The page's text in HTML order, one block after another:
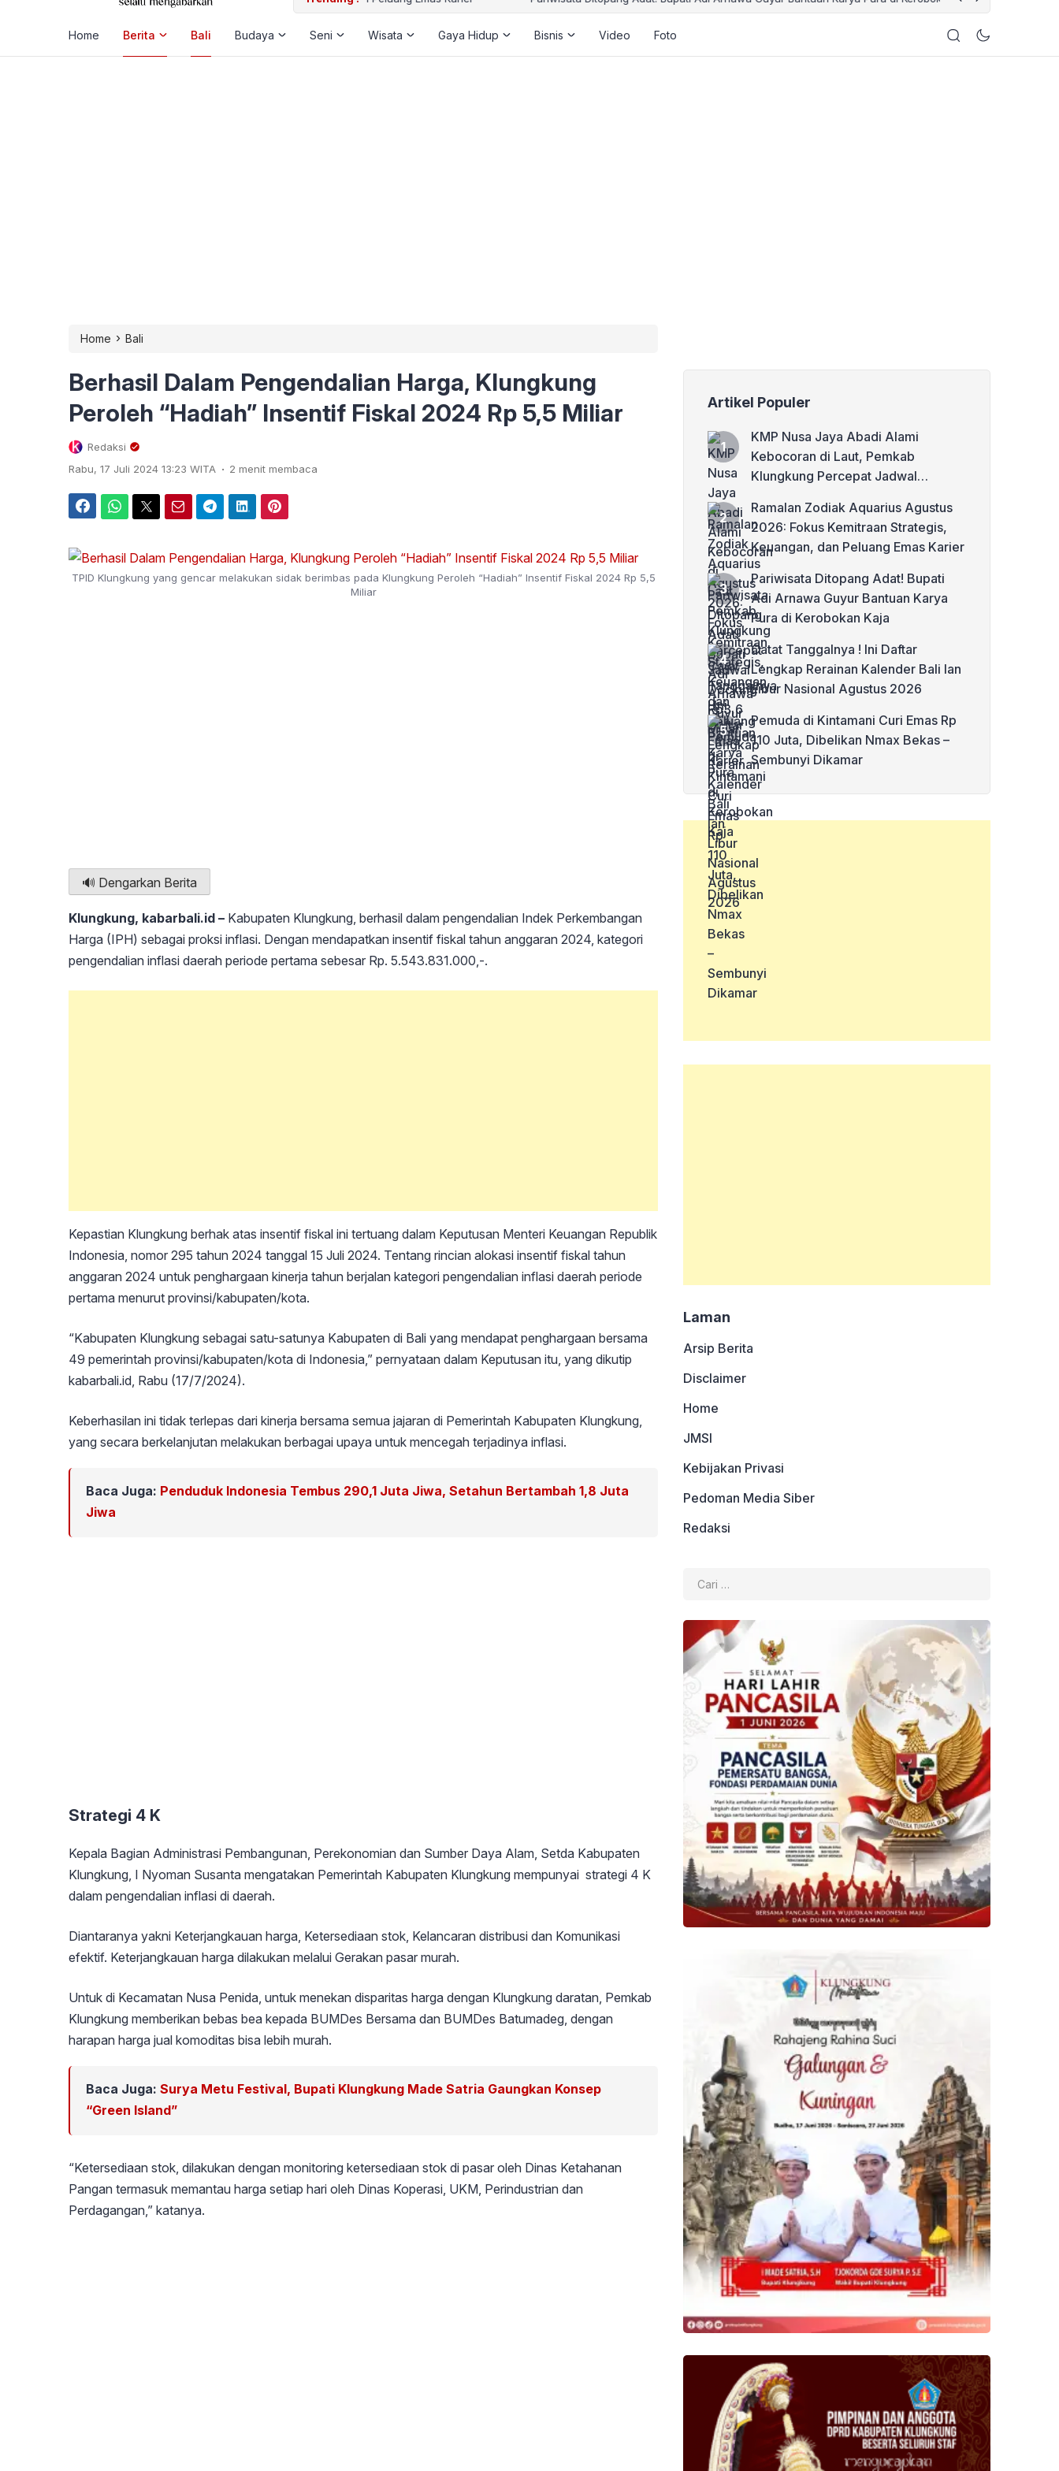
Home Berita Bali Budaya Seni Wisata Gaya Hidup Bisnis Video Foto
Home › Bali
Berhasil Dalam Pengendalian Harga, Klungkung
Peroleh “Hadiah” Insentif Fiskal 2024 Rp 5,5 Miliar
Redaksi
Rabu, 17 Juli 2024 13:23 WITA . 2 menit membaca
TPID Klungkung yang gencar melakukan sidak berimbas pada Klungkung Peroleh “Hadiah” Insentif Fiskal 2024 Rp 5,5
Miliar
🔊 Dengarkan Berita
Klungkung, kabarbali.id – Kabupaten Klungkung, berhasil dalam pengendalian Indek Perkembangan
Harga (IPH) sebagai proksi inflasi. Dengan mendapatkan insentif fiskal tahun anggaran 2024, kategori
pengendalian inflasi daerah periode pertama sebesar Rp. 5.543.831.000,-.
Kepastian Klungkung berhak atas insentif fiskal ini tertuang dalam Keputusan Menteri Keuangan Republik
Indonesia, nomor 295 tahun 2024 tanggal 15 Juli 2024. Tentang rincian alokasi insentif fiskal tahun
anggaran 2024 untuk penghargaan kinerja tahun berjalan kategori pengendalian inflasi daerah periode
pertama menurut provinsi/kabupaten/kota.
“Kabupaten Klungkung sebagai satu-satunya Kabupaten di Bali yang mendapat penghargaan bersama
49 pemerintah provinsi/kabupaten/kota di Indonesia,” pernyataan dalam Keputusan itu, yang dikutip
kabarbali.id, Rabu (17/7/2024).
Keberhasilan ini tidak terlepas dari kinerja bersama semua jajaran di Pemerintah Kabupaten Klungkung,
yang secara berkelanjutan melakukan berbagai upaya untuk mencegah terjadinya inflasi.
Baca Juga: Penduduk Indonesia Tembus 290,1 Juta Jiwa, Setahun Bertambah 1,8 Juta
Jiwa
Strategi 4 K
Kepala Bagian Administrasi Pembangunan, Perekonomian dan Sumber Daya Alam, Setda Kabupaten
Klungkung, I Nyoman Susanta mengatakan Pemerintah Kabupaten Klungkung mempunyai strategi 4 K
dalam pengendalian inflasi di daerah.
Diantaranya yakni Keterjangkauan harga, Ketersediaan stok, Kelancaran distribusi dan Komunikasi
efektif. Keterjangkauan harga dilakukan melalui Gerakan pasar murah.
Untuk di Kecamatan Nusa Penida, untuk menekan disparitas harga dengan Klungkung daratan, Pemkab
Klungkung memberikan bebas bea kepada BUMDes Bersama dan BUMDes Batumadeg, dengan
harapan harga jual komoditas bisa lebih murah.
Baca Juga: Surya Metu Festival, Bupati Klungkung Made Satria Gaungkan Konsep
“Green Island”
“Ketersediaan stok, dilakukan dengan monitoring ketersediaan stok di pasar oleh Dinas Ketahanan
Pangan termasuk memantau harga setiap hari oleh Dinas Koperasi, UKM, Perindustrian dan
Perdagangan,” katanya.
Artikel Populer
KMP Nusa Jaya Abadi Alami
Kebocoran di Laut, Pemkab
Klungkung Percepat Jadwal
Ramalan Zodiak Aquarius Agustus
2026: Fokus Kemitraan Strategis,
Keuangan, dan Peluang Emas Karier
Pariwisata Ditopang Adat! Bupati
Adi Arnawa Guyur Bantuan Karya
Pura di Kerobokan Kaja
Catat Tanggalnya ! Ini Daftar
Lengkap Rerainan Kalender Bali lan
Libur Nasional Agustus 2026
Pemuda di Kintamani Curi Emas Rp
110 Juta, Dibelikan Nmax Bekas –
Sembunyi Dikamar
Laman
Arsip Berita
Disclaimer
Home
JMSI
Kebijakan Privasi
Pedoman Media Siber
Redaksi
untuk: